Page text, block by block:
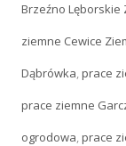
Brzeźno Lęborskie
ziemne Cewice
Dąbrówka,prace
prace ziemne
ogrodowa,prace